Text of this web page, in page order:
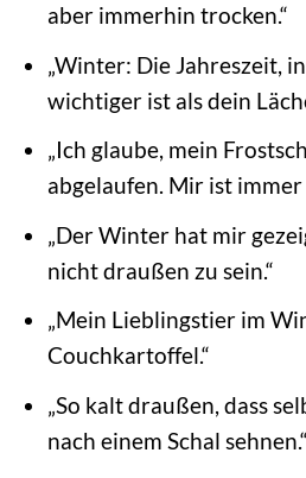
aber immerhin trocken.“
„Winter: Die Jahreszeit,
wichtiger ist als dein
„Ich glaube, mein
abgelaufen. Mir ist immer
„Der Winter hat mir
nicht draußen zu sein.“
„Mein Lieblingstier im
Couchkartoffel.“
„So kalt draußen, dass
nach einem Schal sehnen.“